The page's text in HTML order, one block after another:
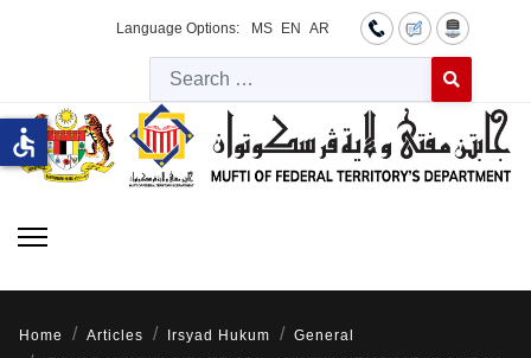
Language Options: MS EN AR
Type 2 or
Home Articles Irsyad Hukum
General
accessible